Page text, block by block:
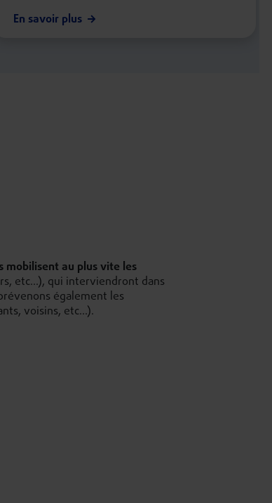
En savoir plus
mobilisent au plus vite les
etc...), qui interviendront dans
également les
voisins, etc...).